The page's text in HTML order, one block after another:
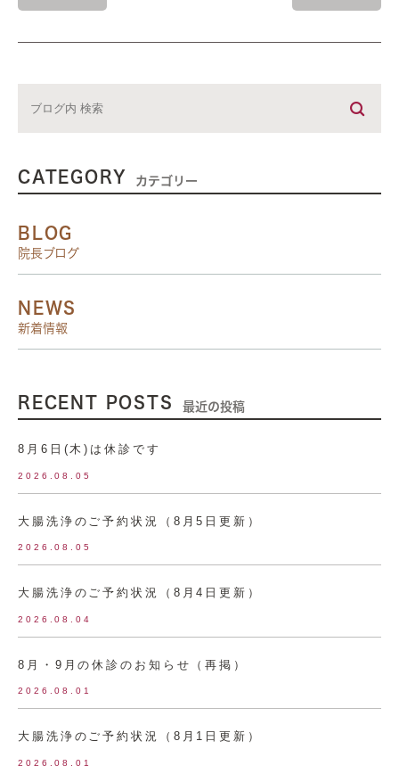
CATEGORY カテゴリー
BLOG
院長ブログ
NEWS
新着情報
RECENT POSTS 最近の投稿
8月6日(木)は休診です
2026.08.05
大腸洗浄のご予約状況（8月5日更新）
2026.08.05
大腸洗浄のご予約状況（8月4日更新）
2026.08.04
8月・9月の休診のお知らせ（再掲）
2026.08.01
大腸洗浄のご予約状況（8月1日更新）
2026.08.01